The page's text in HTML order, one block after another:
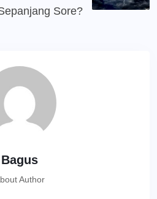
Sore?
Bagus
Author